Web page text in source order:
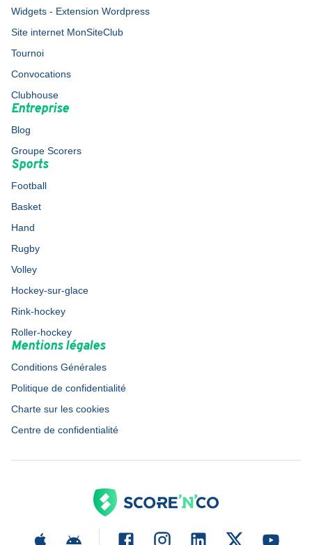
Widgets - Extension Wordpress
Site internet MonSiteClub
Tournoi
Convocations
Clubhouse
Entreprise
Blog
Groupe Scorers
Sports
Football
Basket
Hand
Rugby
Volley
Hockey-sur-glace
Rink-hockey
Roller-hockey
Mentions légales
Conditions Générales
Politique de confidentialité
Charte sur les cookies
Centre de confidentialité